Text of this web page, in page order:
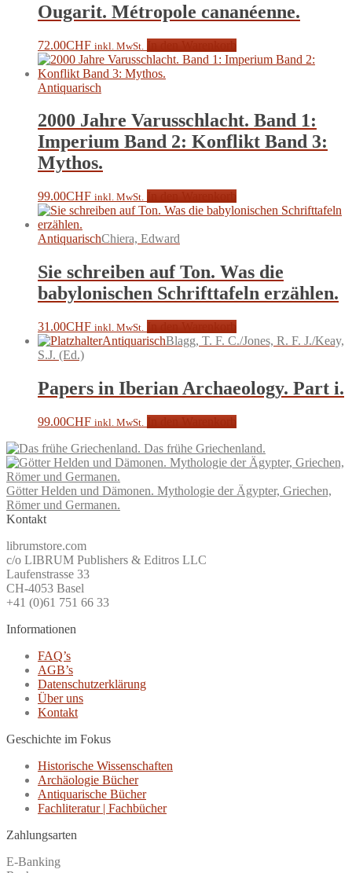
Ougarit. Métropole cananéenne.
72.00CHF inkl. MwSt.
Antiquarisch
2000 Jahre Varusschlacht. Band 1:
Imperium Band 2: Konflikt Band 3:
Mythos.
99.00CHF inkl. MwSt.
AntiquarischChiera, Edward
Sie schreiben auf Ton. Was die
babylonischen Schrifttafeln erzählen.
31.00CHF inkl. MwSt.
AntiquarischBlagg, T. F. C./Jones, R. F. J./Keay,
S.J. (Ed.)
Papers in Iberian Archaeology. Part i.
99.00CHF inkl. MwSt.
Das frühe Griechenland.
Götter Helden und Dämonen. Mythologie der Ägypter, Griechen,
Römer und Germanen.
Kontakt
librumstore.com
c/o LIBRUM Publishers & Editros LLC
Laufenstrasse 33
CH-4053 Basel
+41 (0)61 751 66 33
Informationen
FAQ’s
AGB’s
Datenschutzerklärung
Über uns
Kontakt
Geschichte im Fokus
Historische Wissenschaften
Archäologie Bücher
Antiquarische Bücher
Fachliteratur | Fachbücher
Zahlungsarten
E-Banking